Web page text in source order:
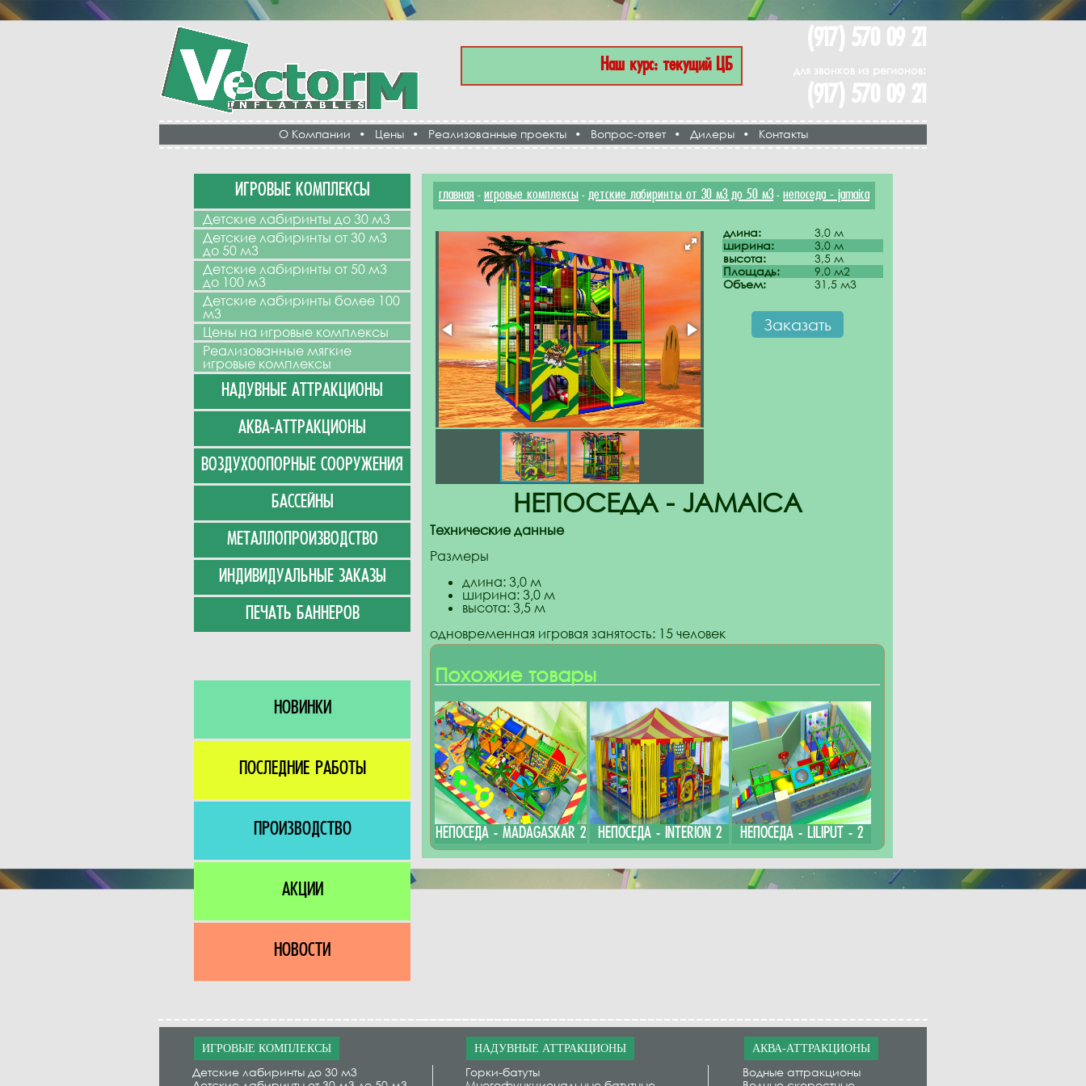
Наш курс: текущий ЦБ
(917) 570 09 21
для звонков из регионов:
(917) 570 09 21
О Компании • Цены • Реализованные проекты • Вопрос-ответ • Дилеры • Контакты
ИГРОВЫЕ КОМПЛЕКСЫ
Детские лабиринты до 30 м3
Детские лабиринты от 30 м3
до 50 м3
Детские лабиринты от 50 м3
до 100 м3
Детские лабиринты более 100
м3
Цены на игровые комплексы
Реализованные мягкие
игровые комплексы
НАДУВНЫЕ АТТРАКЦИОНЫ
АКВА-АТТРАКЦИОНЫ
ВОЗДУХООПОРНЫЕ СООРУЖЕНИЯ
БАССЕЙНЫ
МЕТАЛЛОПРОИЗВОДСТВО
ИНДИВИДУАЛЬНЫЕ ЗАКАЗЫ
ПЕЧАТЬ БАННЕРОВ
НОВИНКИ
ПОСЛЕДНИЕ РАБОТЫ
ПРОИЗВОДСТВО
АКЦИИ
НОВОСТИ
главная - игровые комплексы - детские лабиринты от 30 м3 до 50 м3- непоседа - jamaica
длина:
3,0 м
ширина:
3,0 м
высота:
3,5 м
Площадь:
9,0 м2
Объем:
31,5 м3
Заказать
НЕПОСЕДА - JAMAICA
Технические данные
Размеры
длина: 3,0 м
ширина: 3,0 м
высота: 3,5 м
одновременная игровая занятость: 15 человек
Похожие товары
НЕПОСЕДА - MADAGASKAR 2 НЕПОСЕДА - INTERION 2 НЕПОСЕДА - LILIPUT - 2
ИГРОВЫЕ КОМПЛЕКСЫ
Детские лабиринты до 30 м3
НАДУВНЫЕ АТТРАКЦИОНЫ
Горки-батуты
АКВА-АТТРАКЦИОНЫ
Водные аттракционы